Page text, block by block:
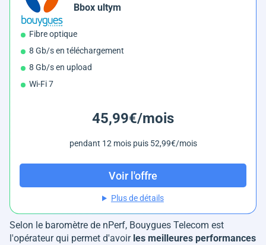
Bbox ultym
Fibre optique
8 Gb/s en téléchargement
8 Gb/s en upload
Wi-Fi 7
45,99€/mois
pendant 12 mois puis 52,99€/mois
Voir l'offre
Plus de détails
Selon le baromètre de nPerf, Bouygues Telecom est
l'opérateur qui permet d'avoir les meilleures performances